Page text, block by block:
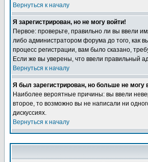
Вернуться к началу
Я зарегистрирован, но не могу войти!
Первое: проверьте, правильно ли вы ввели
либо администратором форума до того, как
процесс регистрации, вам было сказано,
Если же вы уверены, что ввели правильный
Вернуться к началу
Я был зарегистрирован, но больше не могу
Наиболее вероятные причины: вы ввели
второе, то возможно вы не написали ни
дискуссиях.
Вернуться к началу